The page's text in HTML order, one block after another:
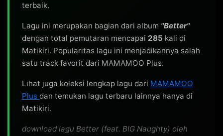
terbaik.
Lagu ini merupakan bagian dari album "Better"
dengan total pemutaran mencapai 285 kali di
Matikiri. Popularitas lagu ini menjadikannya salah
satu track favorit dari MAMAMOO Plus.
Lihat juga koleksi lengkap lagu dari MAMAMOO
Plus dan temukan lagu terbaru lainnya hanya di
Matikiri.
download lagu Better (feat. BIG Naughty) oleh